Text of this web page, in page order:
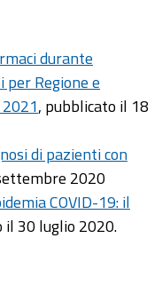
durante
per Regione e
, pubblicato il 18
di pazienti con
2020
COVID-19: il
il 30 luglio 2020.